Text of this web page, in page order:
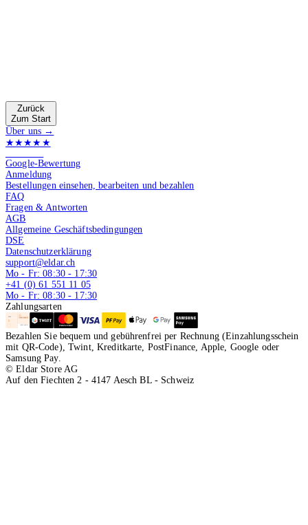
Zurück
Zum Start
Über uns →
★★★★★
Google-Bewertung
Anmeldung
Bestellungen einsehen, bearbeiten und bezahlen
FAQ
Fragen & Antworten
AGB
Allgemeine Geschäftsbedingungen
DSE
Datenschutzerklärung
support@eldar.ch
Mo - Fr: 08:30 - 17:30
+41 (0) 61 551 11 05
Mo - Fr: 08:30 - 17:30
Zahlungsarten
Bezahlen Sie bequem und gebührenfrei per Rechnung (Einzahlungsschein
mit QR-Code), Twint, Kreditkarte, PostFinance, Apple, Google oder
Samsung Pay.
© Eldar Store AG
Auf den Fiechten 2 - 4147 Aesch BL - Schweiz